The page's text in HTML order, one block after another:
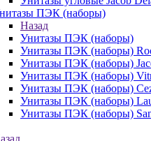
ПЭК (наборы)
Назад
Унитазы ПЭК (наборы)
Унитазы ПЭК (наборы)
Унитазы ПЭК (наборы)
Унитазы ПЭК (наборы)
Унитазы ПЭК (наборы)
Унитазы ПЭК (наборы)
Унитазы ПЭК (наборы)